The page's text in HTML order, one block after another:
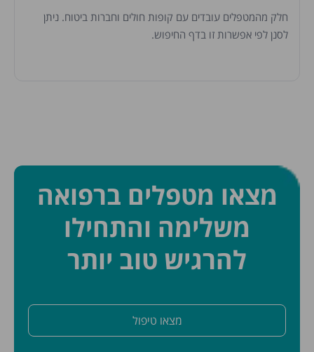
חלק מהמטפלים עובדים עם קופות חולים וחברות ביטוח. ניתן
לסנן לפי אפשרות זו בדף החיפוש.
מצאו מטפלים ברפואה
משלימה והתחילו
להרגיש טוב יותר
מצאו טיפול